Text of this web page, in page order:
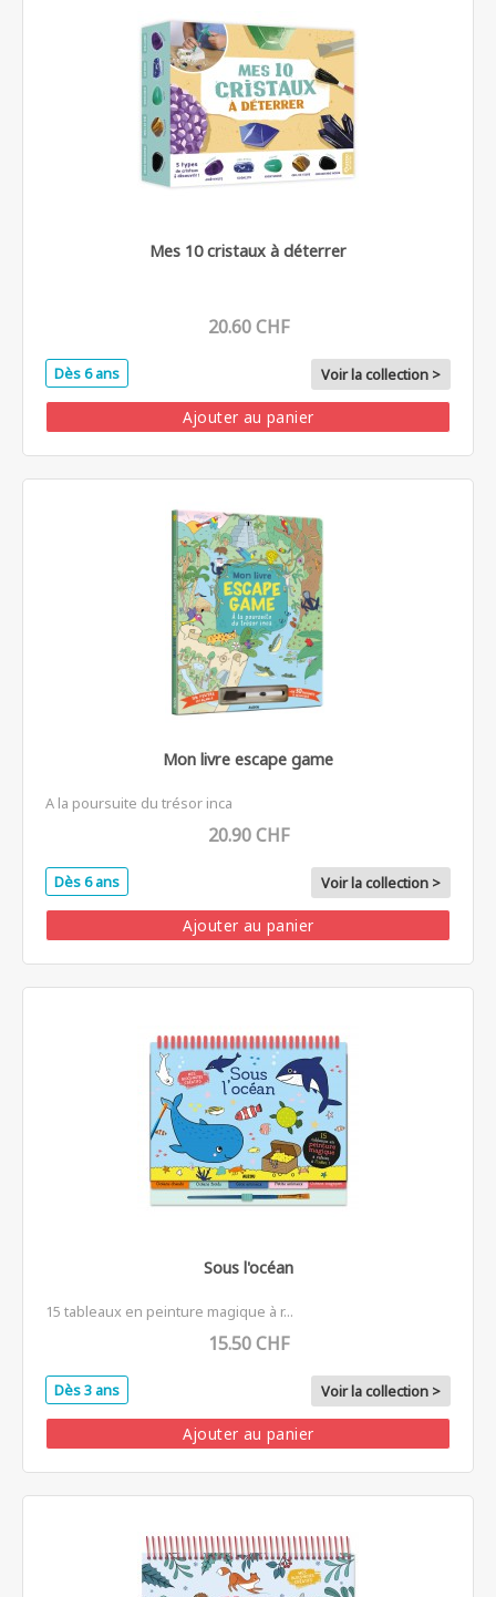
Mes 10 cristaux à déterrer
20.60 CHF
Dès 6 ans Voir la collection >
Ajouter au panier
Mon livre escape game
A la poursuite du trésor inca
20.90 CHF
Dès 6 ans Voir la collection >
Ajouter au panier
Sous l'océan
15 tableaux en peinture magique à r...
15.50 CHF
Dès 3 ans Voir la collection >
Ajouter au panier